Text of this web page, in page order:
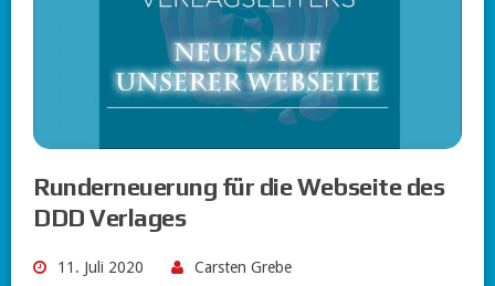
Runderneuerung für die Webseite des
DDD Verlages
11. Juli 2020 Carsten Grebe